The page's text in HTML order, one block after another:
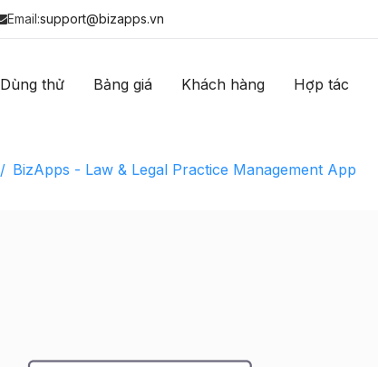
Email:support@bizapps.vn
Dùng thử Bảng giá Khách hàng Hợp tác
BizApps - Law & Legal Practice Management App